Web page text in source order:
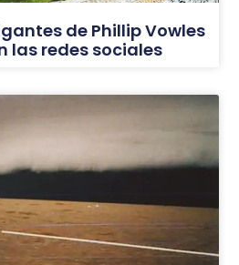
de Phillip Vowles
las redes sociales